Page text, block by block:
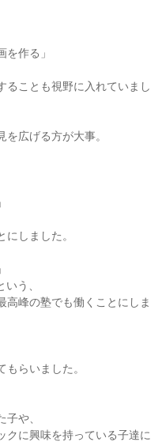
を作る」
ることも視野に入れていまし
広げる方が大事。
しました。
う、
高峰の塾でも働くことにしま
らいました。
や、
クに興味を持っている子達に